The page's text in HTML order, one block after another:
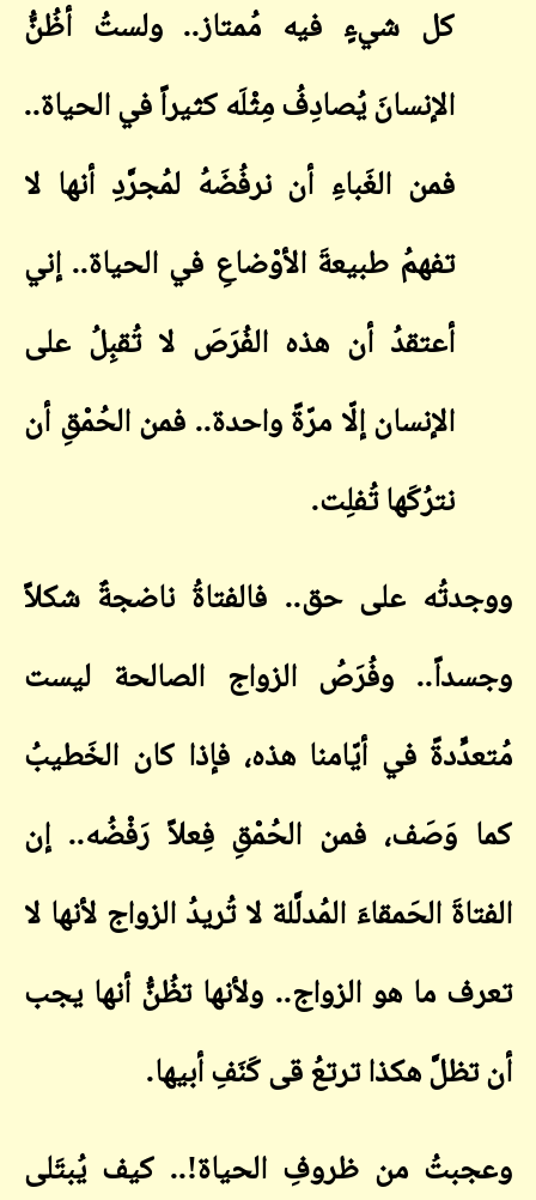
كل شيءٍ فيه مُمتاز.. ولستُ أظُنُّ
الإنسانَ يُصادِفُ مِثْلَه كثيراً في الحياة..
فمن الغَباءِ أن نرفُضَهُ لمُجرَّدِ أنها لا
تفهمُ طبيعةَ الأوْضاعِ في الحياة.. إني
أعتقدُ أن هذه الفُرَصَ لا تُقبِلُ على
الإنسان إلّا مرّةً واحدة.. فمن الحُمْقِ أن
نترُكَها تُفلِت.
ووجدتُه على حق.. فالفتاةُ ناضجةٌ شكلاً
وجسداً.. وفُرَصُ الزواج الصالحة ليست
مُتعدِّدةً في أيّامنا هذه، فإذا كان الخَطيبُ
كما وَصَف، فمن الحُمْقِ فِعلاً رَفْضُه.. إن
الفتاةَ الحَمقاءَ المُدلَّلة لا تُريدُ الزواج لأنها لا
تعرف ما هو الزواج.. ولأنها تظُنُّ أنها يجب
أن تظلَّ هكذا ترتعُ قى كَنَفِ أبيها.
وعجبتُ من ظروفِ الحياة!.. كيف يُبتَلى